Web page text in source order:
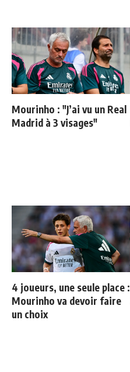
Mourinho : "J’ai vu un Real
Madrid à 3 visages"
4 joueurs, une seule place :
Mourinho va devoir faire
un choix